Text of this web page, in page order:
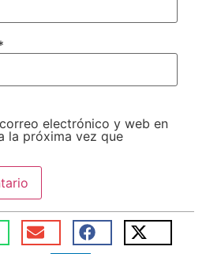
electrónico y web en
la próxima vez que